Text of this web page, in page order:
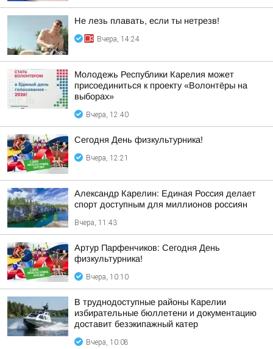
Не лезь плавать, если ты нетрезв!
Вчера, 14:24
Молодежь Республики Карелия может
присоединиться к проекту «Волонтёры на
выборах»
Вчера, 12:40
Сегодня День физкультурника!
Вчера, 12:21
Александр Карелин: Единая Россия делает
спорт доступным для миллионов россиян
Вчера, 11:43
Артур Парфенчиков: Сегодня День
физкультурника!
Вчера, 10:10
В труднодоступные районы Карелии
избирательные бюллетени и документацию
доставит безэкипажный катер
Вчера, 10:08